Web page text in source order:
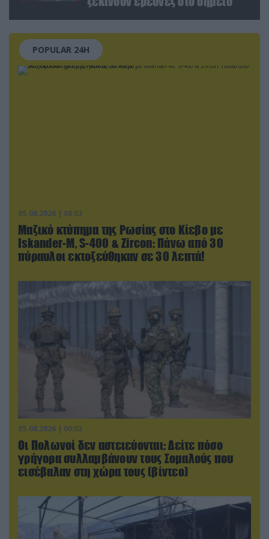
POPULAR 24H
05.08.2026 | 08:02
Μαζικό κτύπημα της Ρωσίας στο Κίεβο με
Iskander-Μ, S-400 & Zircon: Πάνω από 30
πύραυλοι εκτοξεύθηκαν σε 30 λεπτά!
05.08.2026 | 00:02
Οι Πολωνοί δεν αστειεύονται: Δείτε πόσο
γρήγορα συλλαμβάνουν τους Σομαλούς που
εισέβαλαν στη χώρα τους (βίντεο)